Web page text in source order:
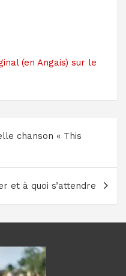
(en Angais) sur le
chanson « This
et à quoi s’attendre